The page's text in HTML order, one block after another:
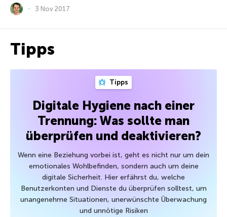
3 Nov 2017
Tipps
Tipps
Digitale Hygiene nach einer
Trennung: Was sollte man
überprüfen und deaktivieren?
Wenn eine Beziehung vorbei ist, geht es nicht nur um dein
emotionales Wohlbefinden, sondern auch um deine
digitale Sicherheit. Hier erfährst du, welche
Benutzerkonten und Dienste du überprüfen solltest, um
unangenehme Situationen, unerwünschte Überwachung
und unnötige Risiken